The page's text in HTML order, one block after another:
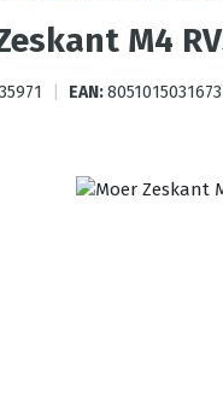
M4
35971 EAN:8051015031673